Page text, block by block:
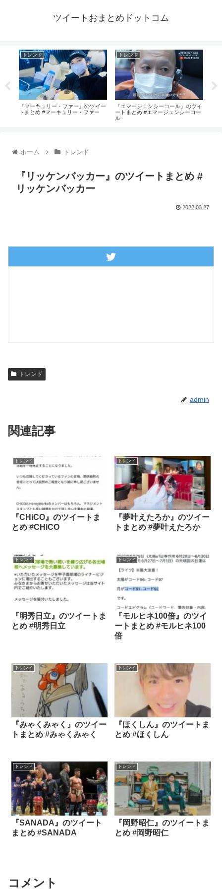
ツイートおまとめドットコム
トレンド
『マーキュリー・ファー』のツイー
トまとめ #マーキュリー・ファー
トレンド
『エマージェンシーコール』のツイ
ートまとめ #エマージェンシーコー
ル
ホーム トレンド
『リッケンバッカー』のツイートまとめ #
リッケンバッカー
2022.03.27
トレンド
admin
関連記事
トレンド
『CHiCO』のツイートま
とめ #CHiCO
トレンド
『夢叶えたろか』のツイー
トまとめ #夢叶えたろか
トレンド
『明秀日立』のツイートま
とめ #明秀日立
トレンド
『モルヒネ100倍』のツイ
ートまとめ #モルヒネ100
倍
トレンド
『みゃくみゃく』のツイー
トまとめ #みゃくみゃく
トレンド
『ほくしん』のツイートま
とめ #ほくしん
トレンド
『SANADA』のツイート
まとめ #SANADA
トレンド
『岡野昭仁』のツイートま
とめ #岡野昭仁
コメント